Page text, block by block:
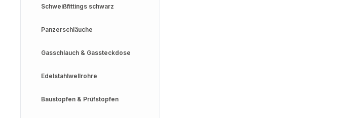
Schweißfittings schwarz
Panzerschläuche
Gasschlauch & Gassteckdose
Edelstahlwellrohre
Baustopfen & Prüfstopfen